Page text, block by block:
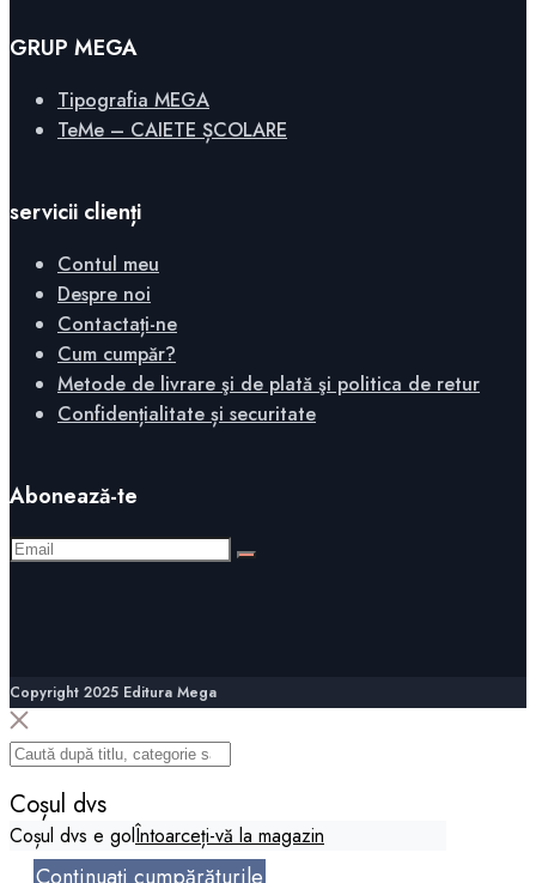
GRUP MEGA
Tipografia MEGA
TeMe – CAIETE ȘCOLARE
servicii clienți
Contul meu
Despre noi
Contactați-ne
Cum cumpăr?
Metode de livrare şi de plată şi politica de retur
Confidențialitate și securitate
Abonează-te
Copyright 2025 Editura Mega
Coșul dvs
Coșul dvs e golÎntoarceți-vă la magazin